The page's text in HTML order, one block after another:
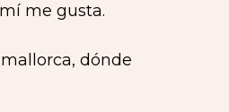
me gusta.